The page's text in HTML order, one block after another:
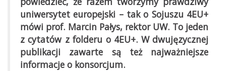
uniwersytet europejski – tak o Sojuszu 4EU+
mówi prof. Marcin Pałys, rektor UW. To jeden
z cytatów z folderu o 4EU+. W dwujęzycznej
publikacji zawarte są też najważniejsze
informacje o konsorcjum.